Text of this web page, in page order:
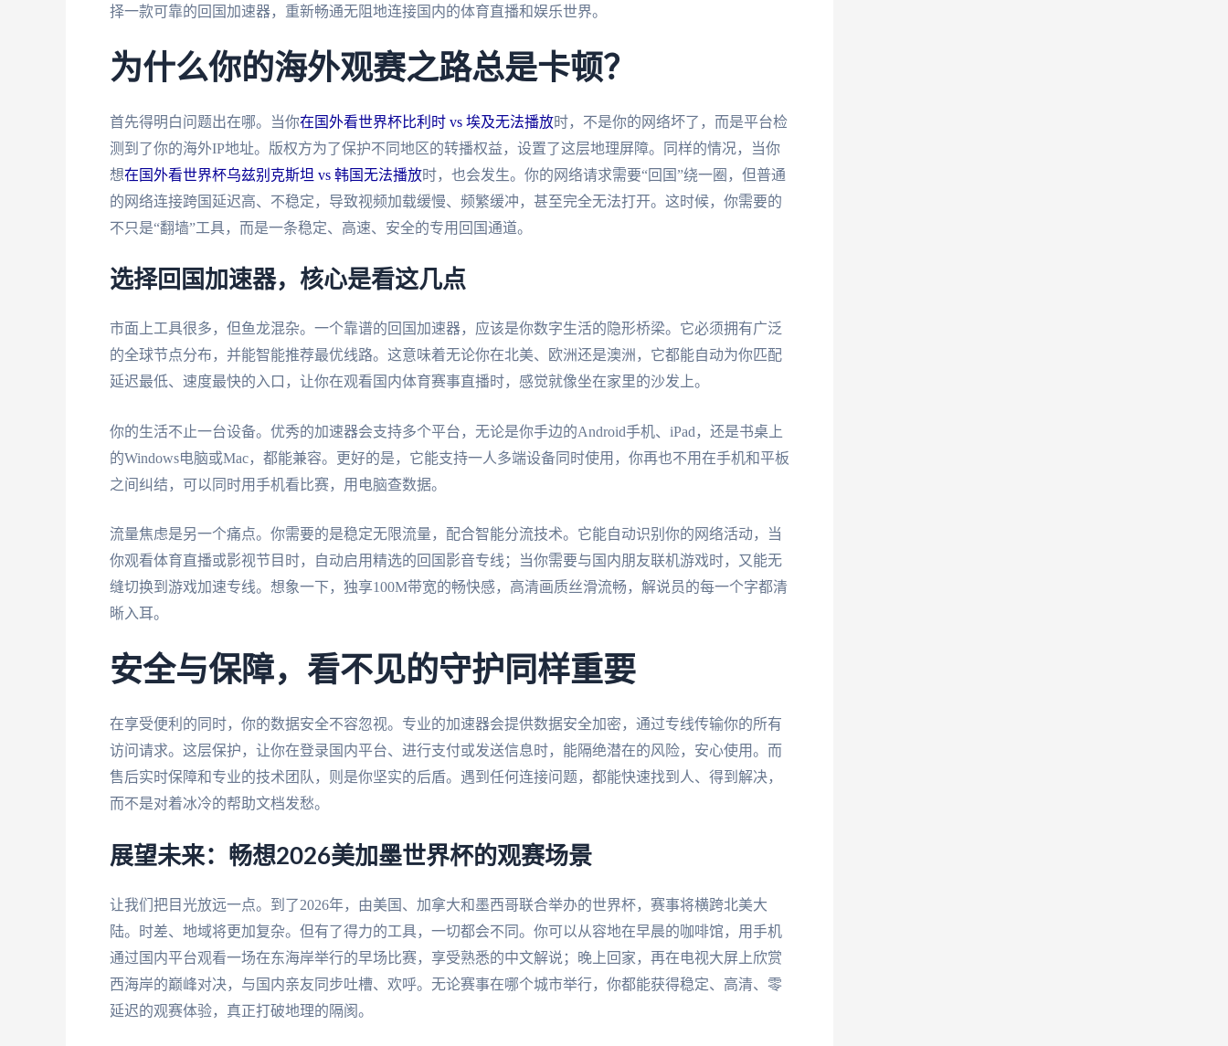
择一款可靠的回国加速器，重新畅通无阻地连接国内的体育直播和娱乐世界。
为什么你的海外观赛之路总是卡顿？
首先得明白问题出在哪。当你在国外看世界杯比利时 vs 埃及无法播放时，不是你的网络坏了，而是平台检
测到了你的海外IP地址。版权方为了保护不同地区的转播权益，设置了这层地理屏障。同样的情况，当你
想在国外看世界杯乌兹别克斯坦 vs 韩国无法播放时，也会发生。你的网络请求需要“回国”绕一圈，但普通
的网络连接跨国延迟高、不稳定，导致视频加载缓慢、频繁缓冲，甚至完全无法打开。这时候，你需要的
不只是“翻墙”工具，而是一条稳定、高速、安全的专用回国通道。
选择回国加速器，核心是看这几点
市面上工具很多，但鱼龙混杂。一个靠谱的回国加速器，应该是你数字生活的隐形桥梁。它必须拥有广泛
的全球节点分布，并能智能推荐最优线路。这意味着无论你在北美、欧洲还是澳洲，它都能自动为你匹配
延迟最低、速度最快的入口，让你在观看国内体育赛事直播时，感觉就像坐在家里的沙发上。
你的生活不止一台设备。优秀的加速器会支持多个平台，无论是你手边的Android手机、iPad，还是书桌上
的Windows电脑或Mac，都能兼容。更好的是，它能支持一人多端设备同时使用，你再也不用在手机和平板
之间纠结，可以同时用手机看比赛，用电脑查数据。
流量焦虑是另一个痛点。你需要的是稳定无限流量，配合智能分流技术。它能自动识别你的网络活动，当
你观看体育直播或影视节目时，自动启用精选的回国影音专线；当你需要与国内朋友联机游戏时，又能无
缝切换到游戏加速专线。想象一下，独享100M带宽的畅快感，高清画质丝滑流畅，解说员的每一个字都清
晰入耳。
安全与保障，看不见的守护同样重要
在享受便利的同时，你的数据安全不容忽视。专业的加速器会提供数据安全加密，通过专线传输你的所有
访问请求。这层保护，让你在登录国内平台、进行支付或发送信息时，能隔绝潜在的风险，安心使用。而
售后实时保障和专业的技术团队，则是你坚实的后盾。遇到任何连接问题，都能快速找到人、得到解决，
而不是对着冰冷的帮助文档发愁。
展望未来：畅想2026美加墨世界杯的观赛场景
让我们把目光放远一点。到了2026年，由美国、加拿大和墨西哥联合举办的世界杯，赛事将横跨北美大
陆。时差、地域将更加复杂。但有了得力的工具，一切都会不同。你可以从容地在早晨的咖啡馆，用手机
通过国内平台观看一场在东海岸举行的早场比赛，享受熟悉的中文解说；晚上回家，再在电视大屏上欣赏
西海岸的巅峰对决，与国内亲友同步吐槽、欢呼。无论赛事在哪个城市举行，你都能获得稳定、高清、零
延迟的观赛体验，真正打破地理的隔阂。